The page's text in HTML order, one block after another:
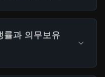
률과 의무보유